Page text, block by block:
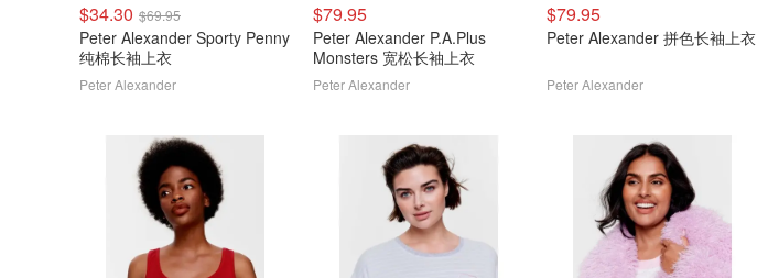
$34.30 $69.95
Peter Alexander Sporty Penny
纯棉长袖上衣
Peter Alexander
$79.95
Peter Alexander P.A.Plus
Monsters 宽松长袖上衣
Peter Alexander
$79.95
Peter Alexander 拼色长袖上衣
Peter Alexander